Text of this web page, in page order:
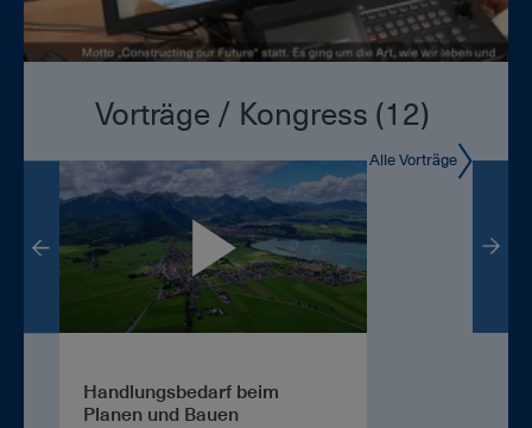
Vorträge / Kongress (12)
Alle Vorträge
Handlungsbedarf beim
Planen und Bauen